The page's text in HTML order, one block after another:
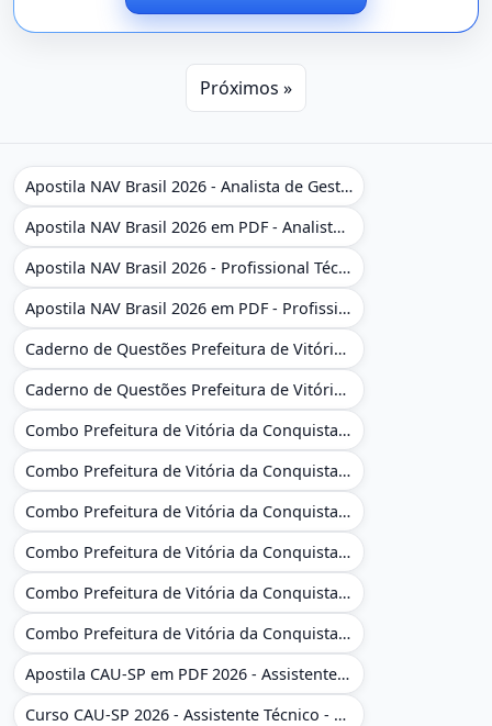
Próximos »
Apostila NAV Brasil 2026 - Analista de Gestão
Apostila NAV Brasil 2026 em PDF - Analista de Gestão
Apostila NAV Brasil 2026 - Profissional Técnico de Navegação Aérea - Operador de Torre de Controle
Apostila NAV Brasil 2026 em PDF - Profissional Técnico de Navegação Aérea - Operador de Torre de Controle
Caderno de Questões Prefeitura de Vitória da Conquista - BA - Conhecimentos Gerais - 450 Questões Gabaritadas
Caderno de Questões Prefeitura de Vitória da Conquista em PDF - BA - Conhecimentos Gerais - 450 Questões Gabaritadas
Combo Prefeitura de Vitória da Conquista - BA 2026 - Monitor Escolar (Educação Infantil e Cobertura das AC'S)
Combo Prefeitura de Vitória da Conquista - BA 2026 - Monitor Escolar (Educação Infantil e Cobertura das AC'S)
Combo Prefeitura de Vitória da Conquista - BA 2026 - Monitor Escolar (Suporte às Crianças com Deficiência)
Combo Prefeitura de Vitória da Conquista - BA 2026 - Monitor Escolar (Suporte às Crianças com Deficiência)
Combo Prefeitura de Vitória da Conquista - BA 2026 - Pedagogo - Zona Urbana e/ou Rural
Combo Prefeitura de Vitória da Conquista - BA 2026 - Pedagogo - Zona Urbana e/ou Rural
Apostila CAU-SP em PDF 2026 - Assistente Técnico - Administrativo
Curso CAU-SP 2026 - Assistente Técnico - Administrativo e Administrativo Regional